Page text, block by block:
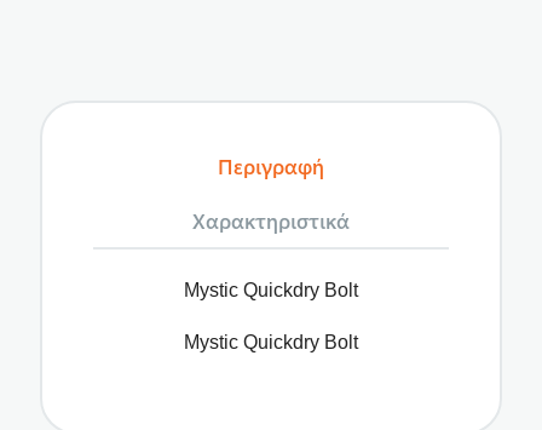
Περιγραφή
Χαρακτηριστικά
Mystic Quickdry Bolt
Mystic Quickdry Bolt